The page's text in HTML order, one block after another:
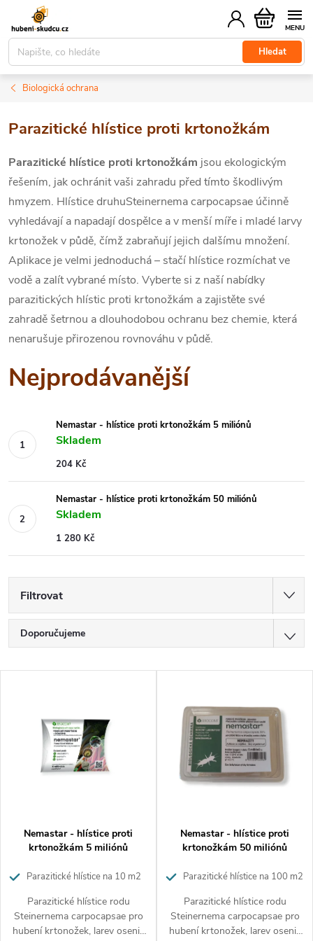
obsah
Hledat
Nákupní
košík
Biologická ochrana
Parazitické hlístice proti krtonožkám
Parazitické hlístice proti krtonožkám jsou ekologickým
řešením, jak ochránit vaši zahradu před tímto škodlivým
hmyzem. Hlístice druhuSteinernema carpocapsae účinně
vyhledávají a napadají dospělce a v menší míře i mladé larvy
krtonožek v půdě, čímž zabraňují jejich dalšímu množení.
Aplikace je velmi jednoduchá – stačí hlístice rozmíchat ve
vodě a zalít vybrané místo. Vyberte si z naší nabídky
parazitických hlístic proti krtonožkám azajistěte své
zahradě šetrnou a dlouhodobou ochranu bez chemie, která
nenarušuje přirozenou rovnováhu v půdě.
Nejprodávanější
Nemastar - hlístice proti krtonožkám 5 miliónů
Skladem
204 Kč
Nemastar - hlístice proti krtonožkám 50 miliónů
Skladem
1 280 Kč
Filtrovat
Ř
a
o
d
Doporučujeme
Nejprodávanější
Abecedně
r
o
Nemastar - hlístice proti
krtonožkám 5 miliónů
Parazitické hlístice na 10 m2
Parazitické hlístice rodu
Steinernema carpocapsae pro
hubení krtonožek, larev osenic
Nemastar - hlístice proti
krtonožkám 50 miliónů
Parazitické hlístice na 100 m2
Parazitické hlístice rodu
Steinernema carpocapsae pro
hubení krtonožek, larev osenic